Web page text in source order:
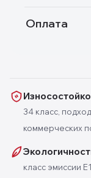
Оплата
34 класс,
коммерческих
класс эмиссии E1,